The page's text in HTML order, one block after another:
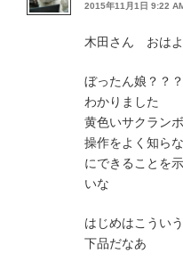
2015年11月1日 9:22
木田さん おは
ぼったん娘？？
わかりました
黄色いサクラン
操作をよく知ら
にできることを
いな
はじめはこうい
下品だなあ